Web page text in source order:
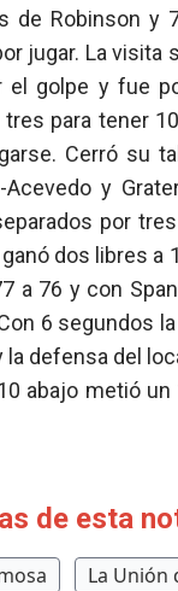
de Robinson y
jugar. La visita
el golpe y fue
para tener
Cerró su
y
por
dos libres a
a 76 y con
6 segundos
la defensa del
abajo metió un
de esta
La Unión